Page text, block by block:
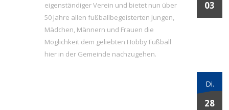
eigenständiger Verein und bietet nun über
50 Jahre allen fußballbegeisterten Jungen,
Mädchen, Männern und Frauen die
Möglichkeit dem geliebten Hobby Fußball
hier in der Gemeinde nachzugehen.
03
Di.
28